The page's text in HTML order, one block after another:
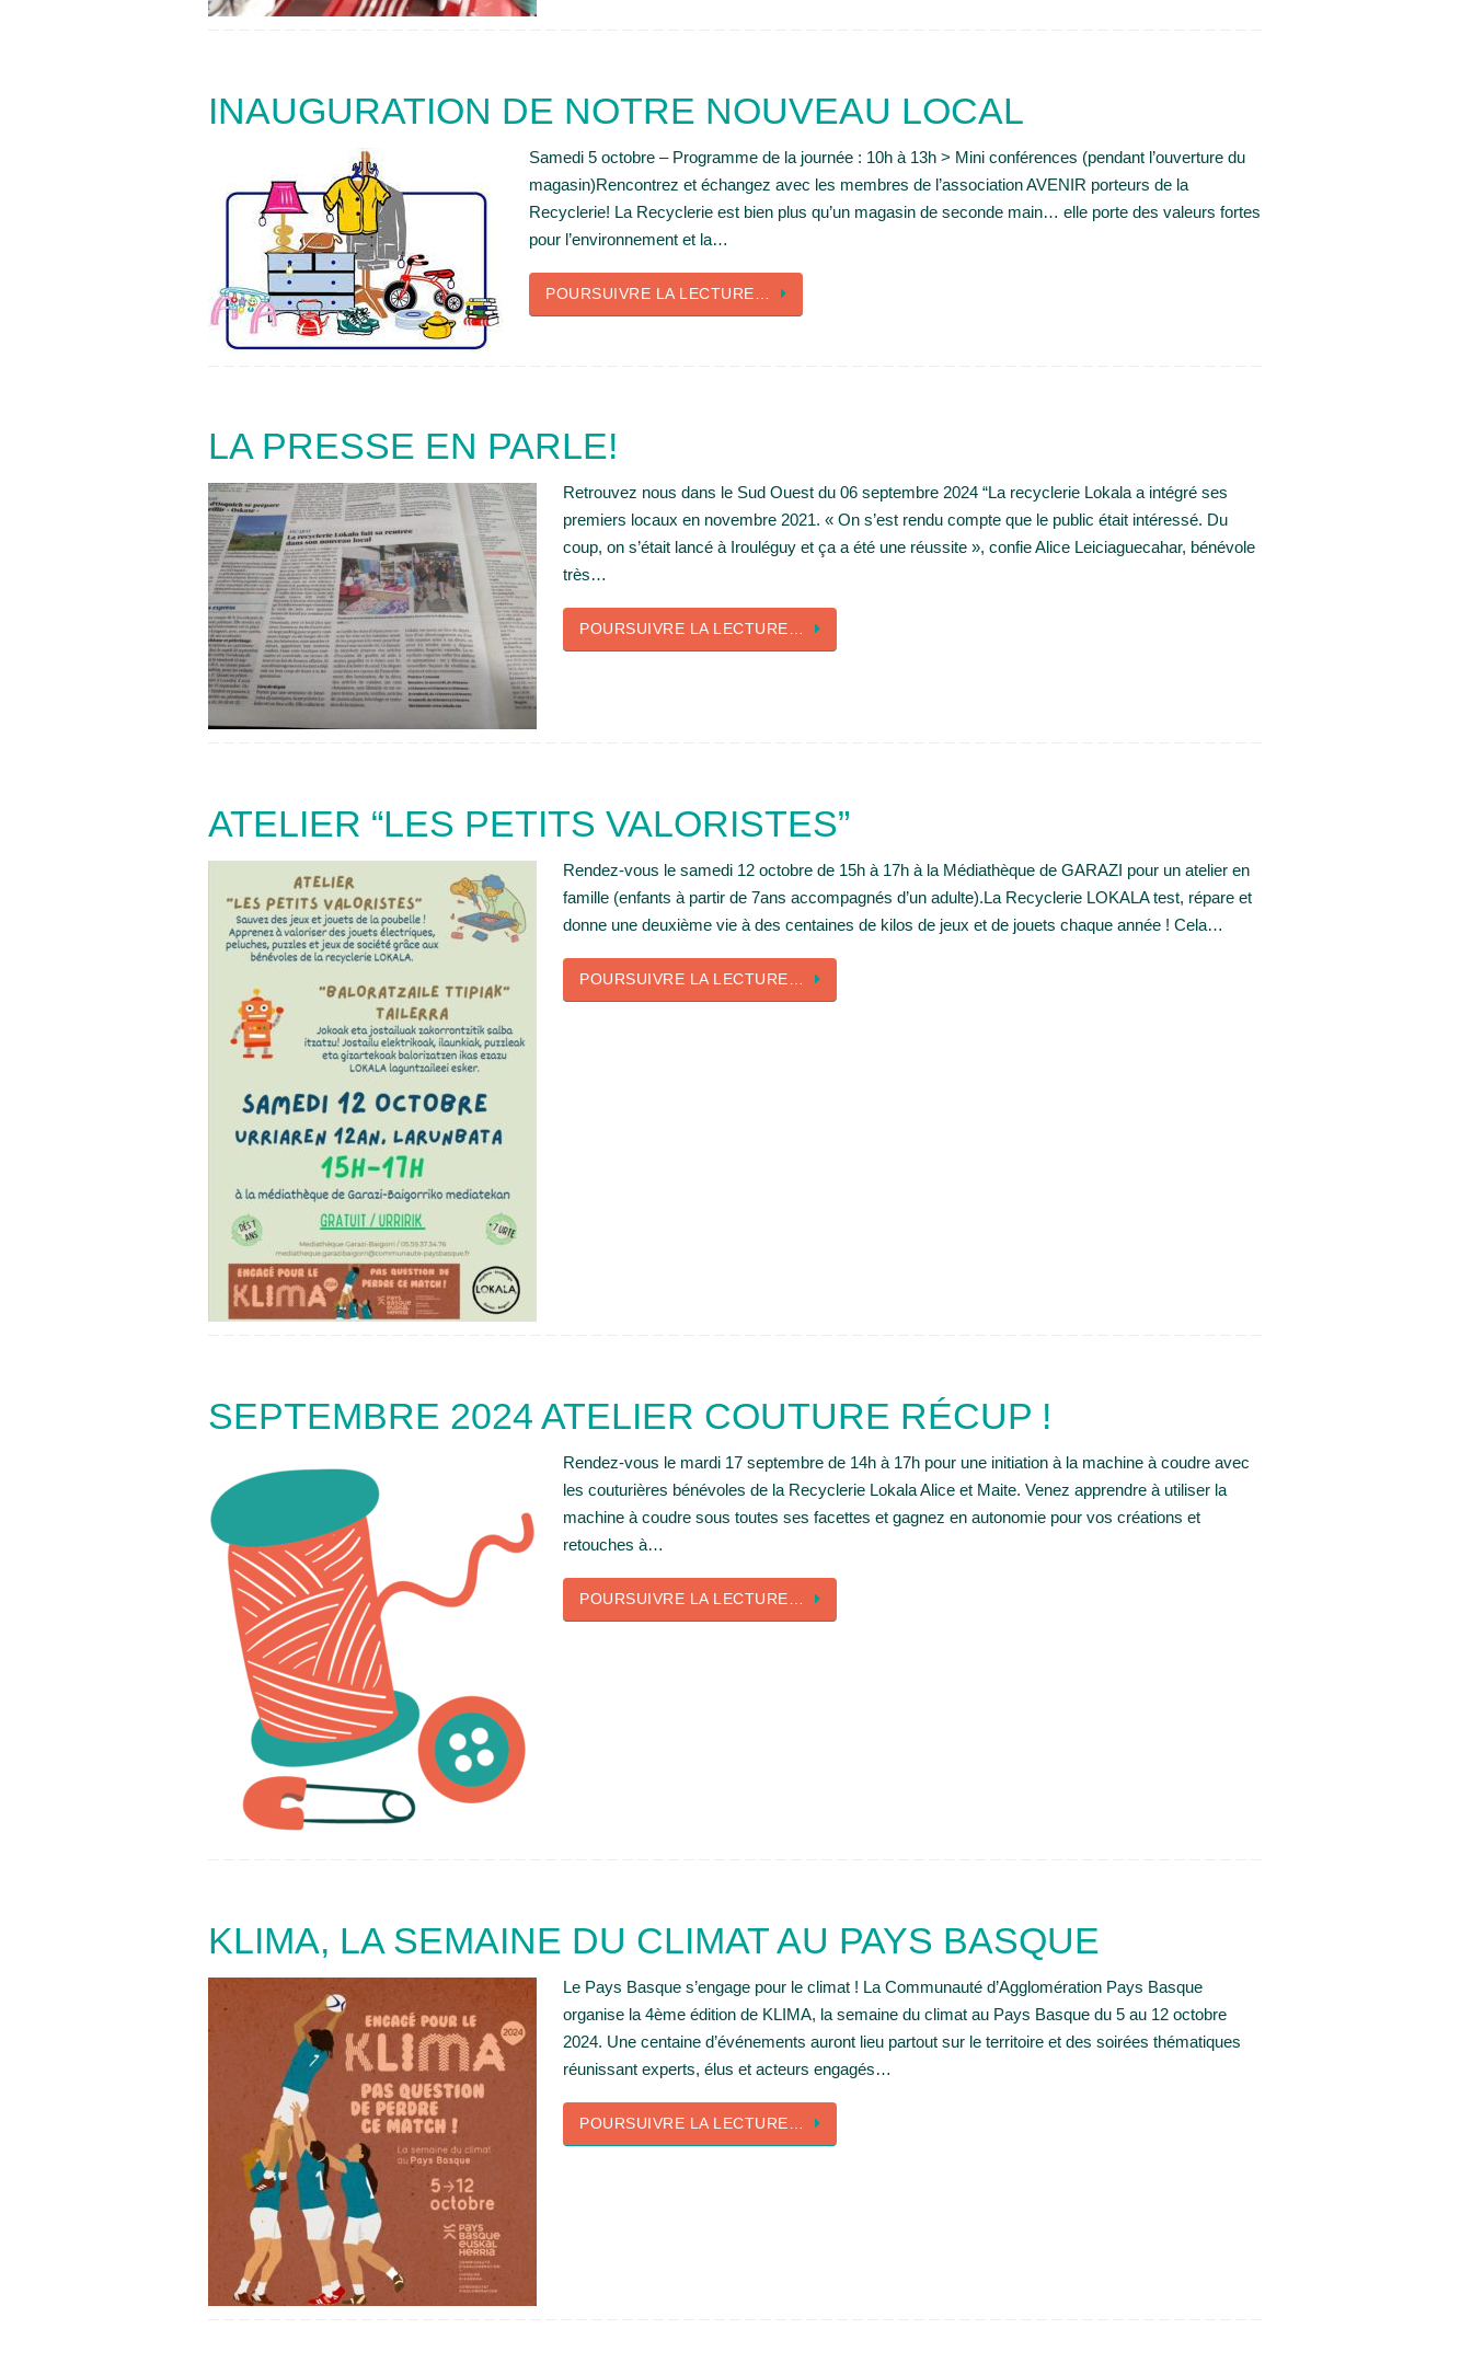
INAUGURATION DE NOTRE NOUVEAU LOCAL
Samedi 5 octobre – Programme de la journée : 10h à 13h > Mini conférences (pendant l’ouverture du
magasin)Rencontrez et échangez avec les membres de l’association AVENIR porteurs de la
Recyclerie! La Recyclerie est bien plus qu’un magasin de seconde main… elle porte des valeurs fortes
pour l’environnement et la…
POURSUIVRE LA LECTURE…
LA PRESSE EN PARLE!
Retrouvez nous dans le Sud Ouest du 06 septembre 2024 “La recyclerie Lokala a intégré ses
premiers locaux en novembre 2021. « On s’est rendu compte que le public était intéressé. Du
coup, on s’était lancé à Irouléguy et ça a été une réussite », confie Alice Leiciaguecahar, bénévole
très…
POURSUIVRE LA LECTURE…
ATELIER “LES PETITS VALORISTES”
Rendez-vous le samedi 12 octobre de 15h à 17h à la Médiathèque de GARAZI pour un atelier en
famille (enfants à partir de 7ans accompagnés d’un adulte).La Recyclerie LOKALA test, répare et
donne une deuxième vie à des centaines de kilos de jeux et de jouets chaque année ! Cela…
POURSUIVRE LA LECTURE…
SEPTEMBRE 2024 ATELIER COUTURE RÉCUP !
Rendez-vous le mardi 17 septembre de 14h à 17h pour une initiation à la machine à coudre avec
les couturières bénévoles de la Recyclerie Lokala Alice et Maite. Venez apprendre à utiliser la
machine à coudre sous toutes ses facettes et gagnez en autonomie pour vos créations et
retouches à…
POURSUIVRE LA LECTURE…
KLIMA, LA SEMAINE DU CLIMAT AU PAYS BASQUE
Le Pays Basque s’engage pour le climat ! La Communauté d’Agglomération Pays Basque
organise la 4ème édition de KLIMA, la semaine du climat au Pays Basque du 5 au 12 octobre
2024. Une centaine d’événements auront lieu partout sur le territoire et des soirées thématiques
réunissant experts, élus et acteurs engagés…
POURSUIVRE LA LECTURE…